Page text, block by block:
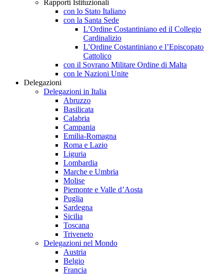
Rapporti Istituzionali
con lo Stato Italiano
con la Santa Sede
L’Ordine Costantiniano ed il Collegio
Cardinalizio
L’Ordine Costantiniano e l’Episcopato
Cattolico
con il Sovrano Militare Ordine di Malta
con le Nazioni Unite
Delegazioni
Delegazioni in Italia
Abruzzo
Basilicata
Calabria
Campania
Emilia-Romagna
Roma e Lazio
Liguria
Lombardia
Marche e Umbria
Molise
Piemonte e Valle d’Aosta
Puglia
Sardegna
Sicilia
Toscana
Triveneto
Delegazioni nel Mondo
Austria
Belgio
Francia